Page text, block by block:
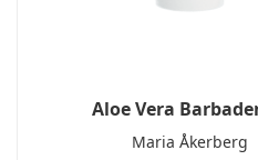
Aloe Vera
Maria Åkerberg